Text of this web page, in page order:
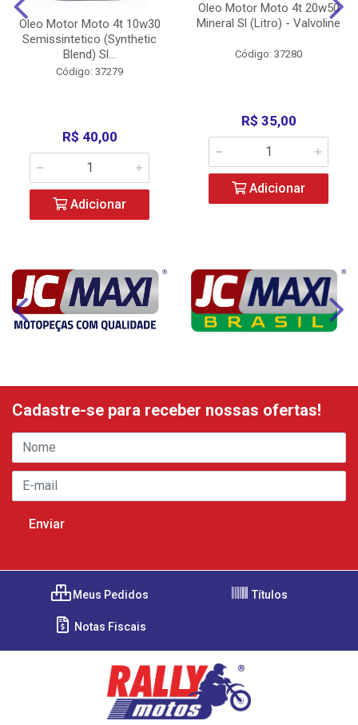
Oleo Motor Moto 4t 10w30
Semissintetico (Synthetic
Blend) Sl...
Código: 37279
R$ 40,00
Adicionar
Oleo Motor Moto 4t 20w50
Mineral Sl (Litro) - Valvoline
Código: 37280
R$ 35,00
Adicionar
Cadastre-se para receber nossas ofertas!
Meus Pedidos Títulos
Notas Fiscais